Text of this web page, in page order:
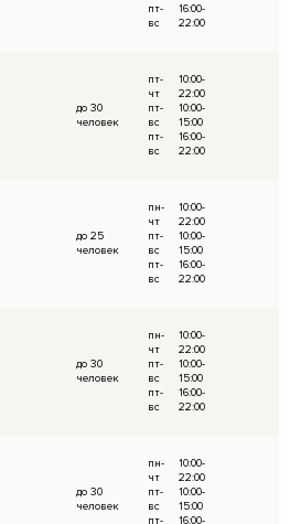
более 5 суток до
в срок менее 5 суток
суммы внесенной за
в срок менее 3 суток
взымается 100% от
не осуществляются,
средства внесенные за
предоплату за беседку
в день